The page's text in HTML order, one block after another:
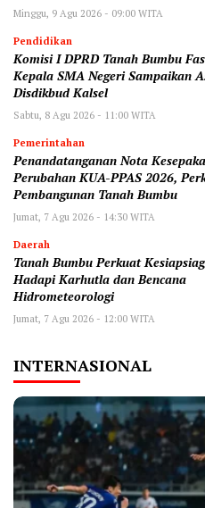
Minggu, 9 Agu 2026 - 09:00 WITA
Pendidikan
Komisi I DPRD Tanah Bumbu
Kepala SMA Negeri Sampaikan
Disdikbud Kalsel
Sabtu, 8 Agu 2026 - 11:00 WITA
Pemerintahan
Penandatanganan Nota
Perubahan KUA-PPAS 2026,
Pembangunan Tanah Bumbu
Jumat, 7 Agu 2026 - 14:30 WITA
Daerah
Tanah Bumbu Perkuat
Hadapi Karhutla dan Bencana
Hidrometeorologi
Jumat, 7 Agu 2026 - 12:00 WITA
INTERNASIONAL